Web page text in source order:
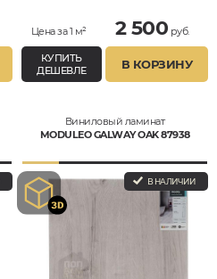
Цена за 1 м² 2 500 руб.
КУПИТЬ
ДЕШЕВЛЕ
В КОРЗИНУ
Виниловый ламинат
MODULEO GALWAY OAK 87938
В НАЛИЧИИ